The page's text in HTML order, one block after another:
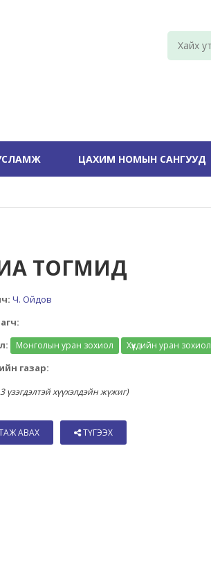
ЦАХИМ НОМЫН САНГУУД
ТОГМИД
Ч. Ойдов
Монголын уран зохиол Хүүхдийн уран зохиол
газар:
үзэгдэлтэй хүүхэлдэйн жүжиг)
АВАХ ТҮГЭЭХ